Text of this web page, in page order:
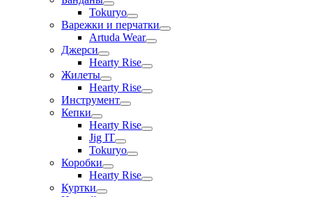
Tokuryo
Варежки и перчатки
Artuda Wear
Джерси
Hearty Rise
Жилеты
Hearty Rise
Инструмент
Кепки
Hearty Rise
Jig IT
Tokuryo
Коробки
Hearty Rise
Куртки